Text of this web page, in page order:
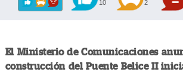
10 2
El Ministerio de Comunicaciones
construcción del Puente Belice II